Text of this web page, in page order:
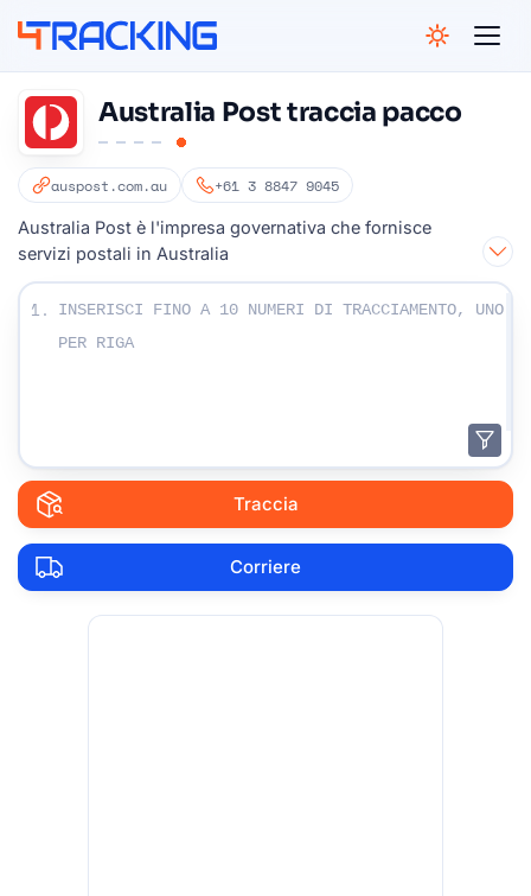
Australia Post traccia pacco
auspost.com.au +61 3 8847 9045
Australia Post è l'impresa governativa che fornisce
servizi postali in Australia
Inserisci i numeri di tracciamento:
1.
Traccia
Corriere